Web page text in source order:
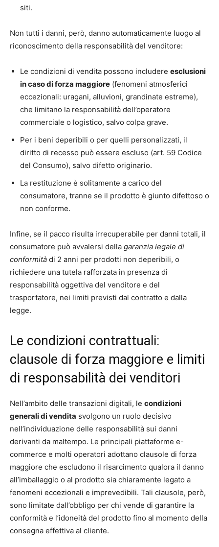
siti.
Non tutti i danni, però, danno automaticamente luogo al
riconoscimento della responsabilità del venditore:
Le condizioni di vendita possono includere esclusioni
in caso di forza maggiore (fenomeni atmosferici
eccezionali: uragani, alluvioni, grandinate estreme),
che limitano la responsabilità dell’operatore
commerciale o logistico, salvo colpa grave.
Per i beni deperibili o per quelli personalizzati, il
diritto di recesso può essere escluso (art. 59 Codice
del Consumo), salvo difetto originario.
La restituzione è solitamente a carico del
consumatore, tranne se il prodotto è giunto difettoso o
non conforme.
Infine, se il pacco risulta irrecuperabile per danni totali, il
consumatore può avvalersi della garanzia legale di
conformità di 2 anni per prodotti non deperibili, o
richiedere una tutela rafforzata in presenza di
responsabilità oggettiva del venditore e del
trasportatore, nei limiti previsti dal contratto e dalla
legge.
Le condizioni contrattuali:
clausole di forza maggiore e limiti
di responsabilità dei venditori
Nell’ambito delle transazioni digitali, le condizioni
generali di vendita svolgono un ruolo decisivo
nell’individuazione delle responsabilità sui danni
derivanti da maltempo. Le principali piattaforme e-
commerce e molti operatori adottano clausole di forza
maggiore che escludono il risarcimento qualora il danno
all’imballaggio o al prodotto sia chiaramente legato a
fenomeni eccezionali e imprevedibili. Tali clausole, però,
sono limitate dall’obbligo per chi vende di garantire la
conformità e l’idoneità del prodotto fino al momento della
consegna effettiva al cliente.